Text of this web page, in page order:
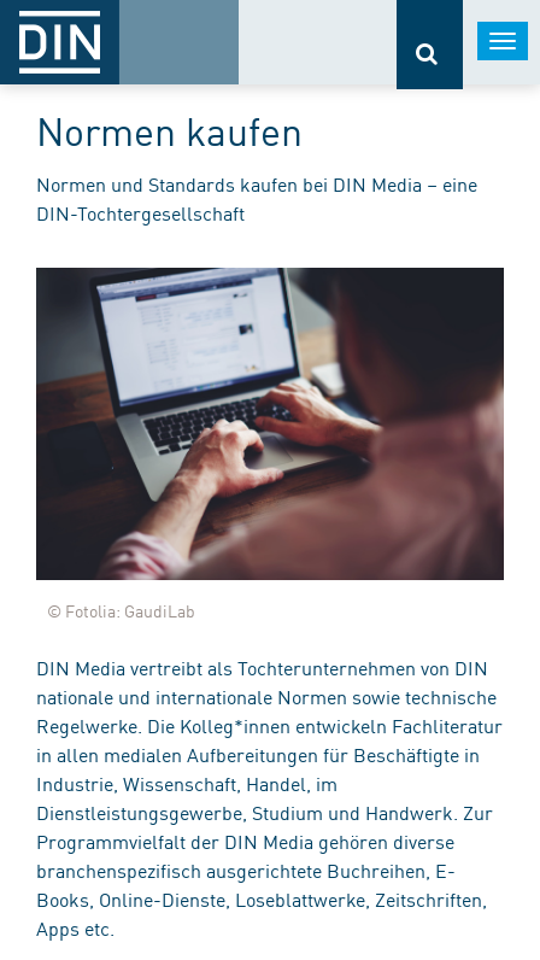
Normen kaufen
Normen und Standards kaufen bei DIN Media – eine
DIN-Tochtergesellschaft
© Fotolia: GaudiLab
DIN Media vertreibt als Tochterunternehmen von DIN
nationale und internationale Normen sowie technische
Regelwerke. Die Kolleg*innen entwickeln Fachliteratur
in allen medialen Aufbereitungen für Beschäftigte in
Industrie, Wissenschaft, Handel, im
Dienstleistungsgewerbe, Studium und Handwerk. Zur
Programmvielfalt der DIN Media gehören diverse
branchenspezifisch ausgerichtete Buchreihen, E-
Books, Online-Dienste, Loseblattwerke, Zeitschriften,
Apps etc.